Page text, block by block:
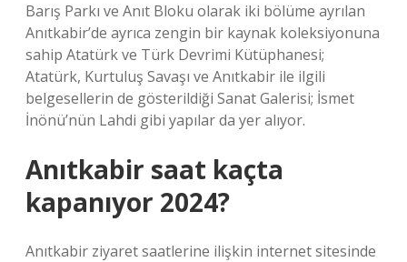
Barış Parkı ve Anıt Bloku olarak iki bölüme ayrılan
Anıtkabir’de ayrıca zengin bir kaynak koleksiyonuna
sahip Atatürk ve Türk Devrimi Kütüphanesi;
Atatürk, Kurtuluş Savaşı ve Anıtkabir ile ilgili
belgesellerin de gösterildiği Sanat Galerisi; İsmet
İnönü’nün Lahdi gibi yapılar da yer alıyor.
Anıtkabir saat kaçta
kapanıyor 2024?
Anıtkabir ziyaret saatlerine ilişkin internet sitesinde